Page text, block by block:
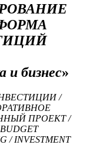
и бизнес»
/
ПРОЕКТ /
/ INVESTMENT